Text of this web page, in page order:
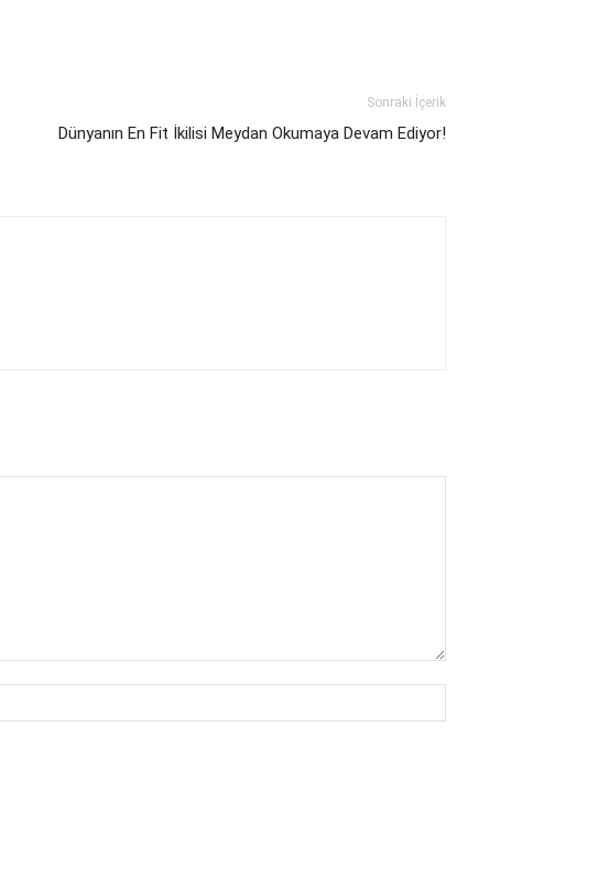
Sonraki İçerik
Dünyanın En Fit İkilisi Meydan Okumaya Devam Ediyor!